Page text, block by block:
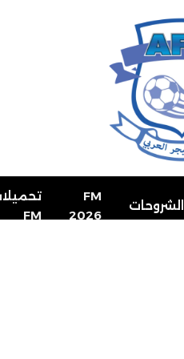
الشروحات
FM
2026
FM